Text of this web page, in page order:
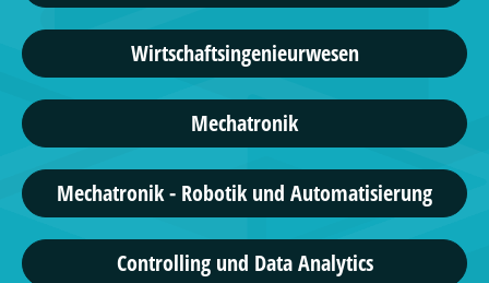
Wirtschaftsingenieurwesen
Mechatronik
Mechatronik - Robotik und Automatisierung
Controlling und Data Analytics